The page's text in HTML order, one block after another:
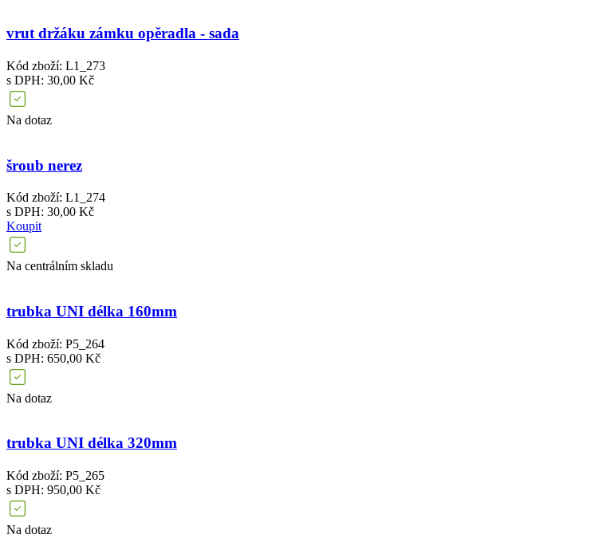
vrut držáku zámku opěradla - sada
Kód zboží: L1_273
s DPH: 30,00 Kč
Na dotaz
šroub nerez
Kód zboží: L1_274
s DPH: 30,00 Kč
Koupit
Na centrálním skladu
trubka UNI délka 160mm
Kód zboží: P5_264
s DPH: 650,00 Kč
Na dotaz
trubka UNI délka 320mm
Kód zboží: P5_265
s DPH: 950,00 Kč
Na dotaz